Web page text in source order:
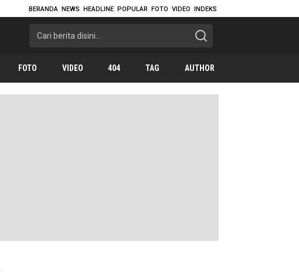
BERANDA NEWS HEADLINE POPULAR FOTO VIDEO INDEKS
FOTO VIDEO 404 TAG AUTHOR